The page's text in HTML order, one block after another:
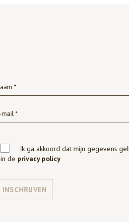
Ik ga akkoord dat mijn gegevens
in de privacy policy
INSCHRIJVEN